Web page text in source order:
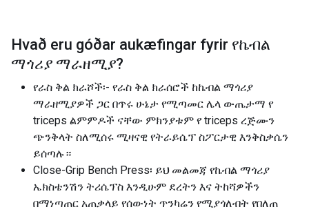
Hvað eru góðar aukæfingar fyrir የኬብል
ማጎሪያ ማራዘሚያ?
የራስ ቅል ክራሾች፡- የራስ ቅል ክራሰሮች ከኬብል ማጎሪያ
ማራዘሚያዎች ጋር በጥሩ ሁኔታ የሚጣመር ሌላ ውጤታማ የ
triceps ልምምዶች ናቸው ምክንያቱም የ triceps ረጅሙን
ጭንቅላት ስለሚሰሩ ሚዛናዊ የትራይሴፕ ስፖርታዊ እንቅስቃሴን
ይሰጣሉ።
Close-Grip Bench Press፡ ይህ መልመጃ የኬብል ማጎሪያ
ኤክስቴንሽን ትሪሴፕስ እንዲሁም ደረትን እና ትከሻዎችን
በማነጣጠር አጠቃላይ የሰውነት ጥንካሬን የሚያጎለብት የበለጠ